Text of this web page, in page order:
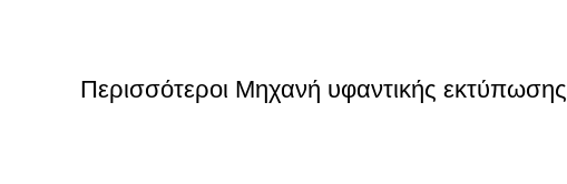
Περισσότεροι Μηχανή υφαντικής εκτύπωσης